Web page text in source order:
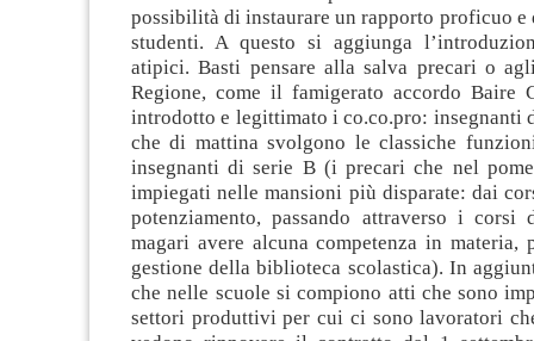
possibilità di instaurare un rapporto proficuo e
studenti. A questo si aggiunga
atipici. Basti pensare alla salva precari o
Regione, come il famigerato accordo Baire
introdotto e legittimato i co.co.pro: insegnanti
che di mattina svolgono le classiche
insegnanti di serie B (i precari che nel
impiegati nelle mansioni più disparate: dai
potenziamento, passando attraverso i corsi
magari avere alcuna competenza in materia,
gestione della biblioteca scolastica). In
che nelle scuole si compiono atti che sono
settori produttivi per cui ci sono lavoratori